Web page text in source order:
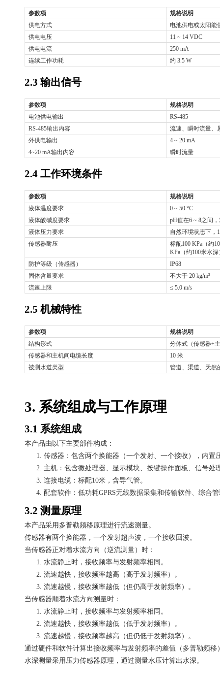
参数项
规格说明
供电方式
电池供电或太阳能
供电电压
11 ~ 14 VDC
供电电流
250 mA
连续工作功耗
约 3.5 W
2.3 输出信号
参数项
规格说明
电池供电输出
RS-485
RS-485输出内容
流速、瞬时流量、
外供电输出
4 ~ 20 mA
4~20 mA输出内容
瞬时流量
2.4 工作环境条件
参数项
规格说明
液体温度要求
0 ~ 50 °C
液体酸碱度要求
pH值在6 ~ 8之间
液体压力要求
自然环境状态下，
传感器耐压
标配100 KPa（约
KPa（约100米水深
防护等级（传感器）
IP68
固体含量要求
不大于 20 kg/m³
流速上限
≤ 5.0 m/s
2.5 机械特性
参数项
规格说明
结构形式
分体式（传感器+
传感器和主机间电缆长度
10 米
被测水道类型
管道、渠道、天然
3. 系统组成与工作原理
3.1 系统组成
本产品由以下主要部件构成：
1. 传感器：包含两个换能器（一个发射、一个接收），内置
2. 主机：包含微处理器、显示模块、按键操作面板、信号处
3. 连接电缆：标配10米，含导气管。
4. 配套软件：低功耗GPRS无线数据采集和传输软件、综合
3.2 测量原理
本产品采用多普勒频移原理进行流速测量。
传感器有两个换能器，一个发射超声波，一个接收回波。
当传感器正对着水流方向（逆流测量）时：
1. 水流静止时，接收频率与发射频率相同。
2. 流速越快，接收频率越高（高于发射频率）。
3. 流速越慢，接收频率越低（但仍高于发射频率）。
当传感器顺着水流方向测量时：
1. 水流静止时，接收频率与发射频率相同。
2. 流速越快，接收频率越低（低于发射频率）。
3. 流速越慢，接收频率越高（但仍低于发射频率）。
通过硬件和软件计算出接收频率与发射频率的差值（多普勒频
水深测量采用压力传感器原理，通过测量水压计算出水深。